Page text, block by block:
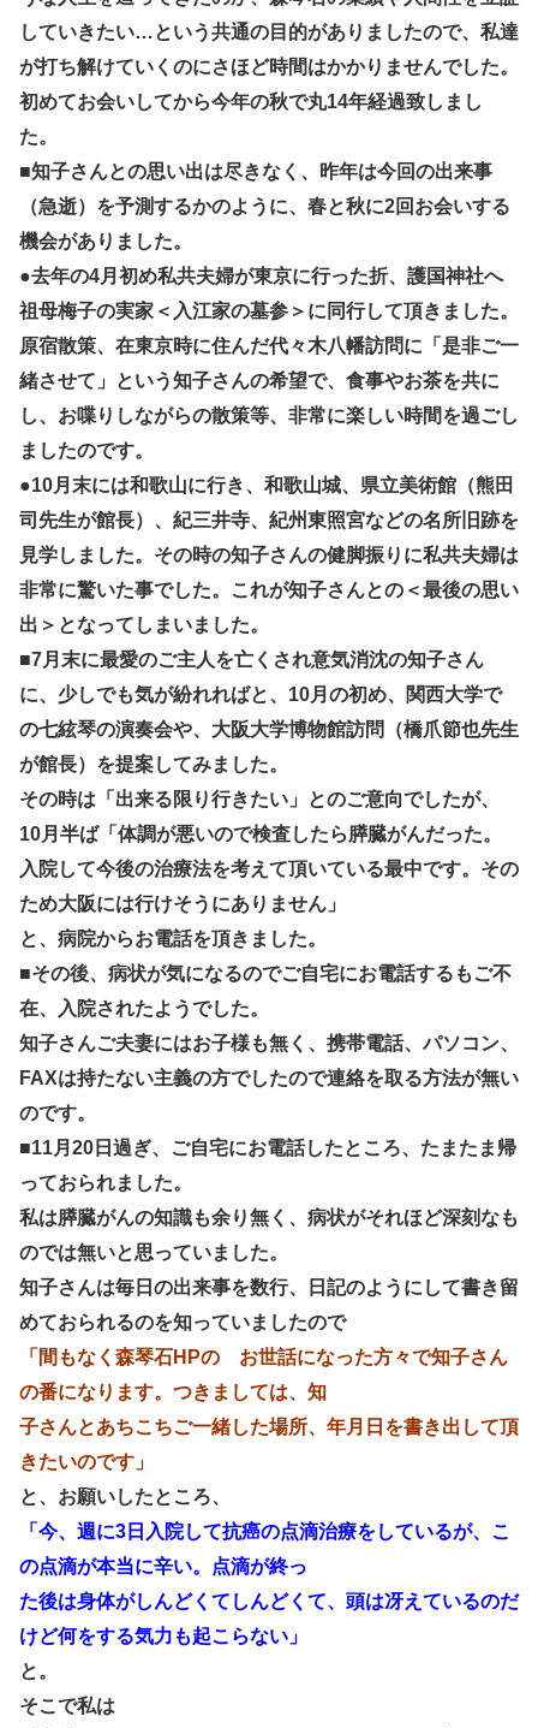
していきたい…という共通の目的がありましたので、私達
が打ち解けていくのにさほど時間はかかりませんでした。
初めてお会いしてから今年の秋で丸14年経過致しまし
た。
■知子さんとの思い出は尽きなく、昨年は今回の出来事
（急逝）を予測するかのように、春と秋に2回お会いする
機会がありました。
●去年の4月初め私共夫婦が東京に行った折、護国神社へ
祖母梅子の実家＜入江家の墓参＞に同行して頂きました。
原宿散策、在東京時に住んだ代々木八幡訪問に「是非ご一
緒させて」という知子さんの希望で、食事やお茶を共に
し、お喋りしながらの散策等、非常に楽しい時間を過ごし
ましたのです。
●10月末には和歌山に行き、和歌山城、県立美術館（熊田
司先生が館長）、紀三井寺、紀州東照宮などの名所旧跡を
見学しました。その時の知子さんの健脚振りに私共夫婦は
非常に驚いた事でした。これが知子さんとの＜最後の思い
出＞となってしまいました。
■7月末に最愛のご主人を亡くされ意気消沈の知子さん
に、少しでも気が紛れればと、10月の初め、関西大学で
の七絃琴の演奏会や、大阪大学博物館訪問（橋爪節也先生
が館長）を提案してみました。
その時は「出来る限り行きたい」とのご意向でしたが、
10月半ば「体調が悪いので検査したら膵臓がんだった。
入院して今後の治療法を考えて頂いている最中です。その
ため大阪には行けそうにありません」
と、病院からお電話を頂きました。
■その後、病状が気になるのでご自宅にお電話するもご不
在、入院されたようでした。
知子さんご夫妻にはお子様も無く、携帯電話、パソコン、
FAXは持たない主義の方でしたので連絡を取る方法が無い
のです。
■11月20日過ぎ、ご自宅にお電話したところ、たまたま帰
っておられました。
私は膵臓がんの知識も余り無く、病状がそれほど深刻なも
のでは無いと思っていました。
知子さんは毎日の出来事を数行、日記のようにして書き留
めておられるのを知っていましたので
「間もなく森琴石HPの お世話になった方々で知子さん
の番になります。つきましては、知
子さんとあちこちご一緒した場所、年月日を書き出して頂
きたいのです」
と、お願いしたところ、
「今、週に3日入院して抗癌の点滴治療をしているが、こ
の点滴が本当に辛い。点滴が終っ
た後は身体がしんどくてしんどくて、頭は冴えているのだ
けど何をする気力も起こらない」
と。
そこで私は